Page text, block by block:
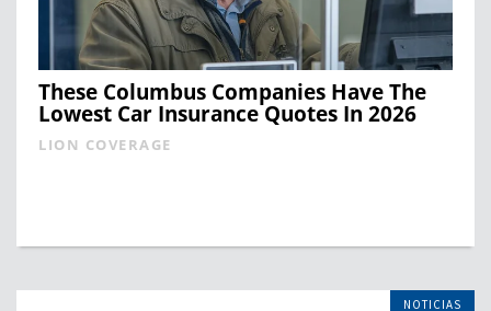
These Columbus Companies Have The
Lowest Car Insurance Quotes In 2026
LION COVERAGE
NOTICIAS